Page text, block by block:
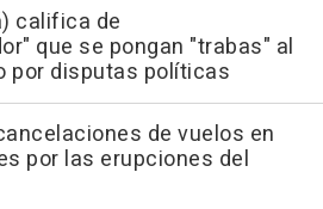
califica de
que se pongan "trabas" al
por disputas políticas
de vuelos en
por las erupciones del